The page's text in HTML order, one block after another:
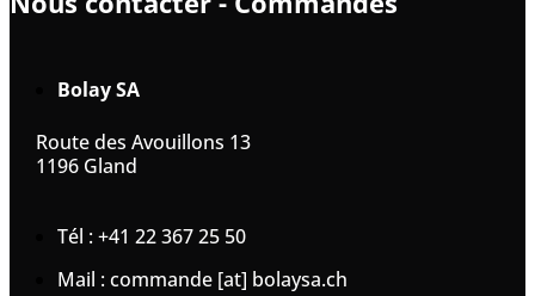
Bolay SA
Route des Avouillons 13
1196 Gland
Tél : +41 22 367 25 50
Mail : commande [at] bolaysa.ch